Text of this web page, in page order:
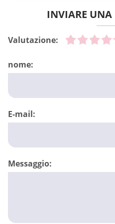
INVIARE UNA
Valutazione:
nome:
E-mail:
Messaggio: